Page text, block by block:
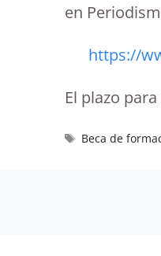
en
https://
El plazo
Beca de